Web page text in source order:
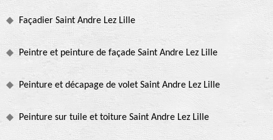
Façadier Saint Andre Lez Lille
Peintre et peinture de façade Saint Andre Lez Lille
Peinture et décapage de volet Saint Andre Lez Lille
Peinture sur tuile et toiture Saint Andre Lez Lille